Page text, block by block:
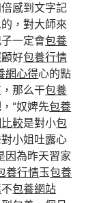
感到文字記
，對大師來
子一定會包養
好包養行情
網心得心的點
那么干包養
“奴婢先包養
較是對小包
小姐吐露心
因為昨天習家
養行情玉包養
不包養網站